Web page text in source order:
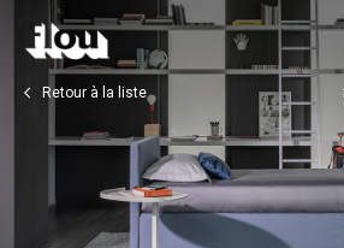
Retour à la liste